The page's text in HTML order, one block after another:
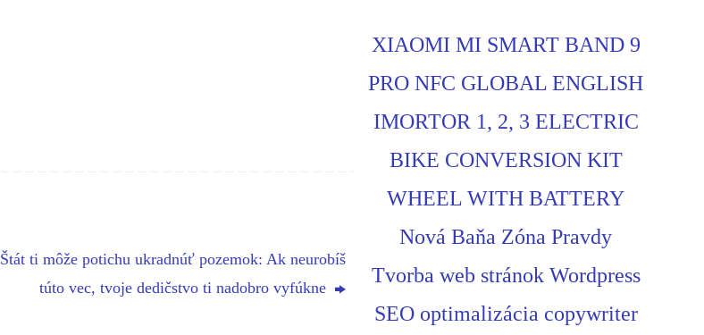
Štát ti môže potichu ukradnúť pozemok: Ak neurobíš
túto vec, tvoje dedičstvo ti nadobro vyfúkne
XIAOMI MI SMART BAND 9
PRO NFC GLOBAL ENGLISH
IMORTOR 1, 2, 3 ELECTRIC
BIKE CONVERSION KIT
WHEEL WITH BATTERY
Nová Baňa Zóna Pravdy
Tvorba web stránok Wordpress
SEO optimalizácia copywriter